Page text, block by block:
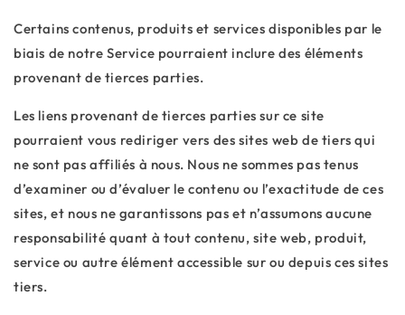
Certains contenus, produits et services disponibles par le
biais de notre Service pourraient inclure des éléments
provenant de tierces parties.
Les liens provenant de tierces parties sur ce site
pourraient vous rediriger vers des sites web de tiers qui
ne sont pas affiliés à nous. Nous ne sommes pas tenus
d’examiner ou d’évaluer le contenu ou l’exactitude de ces
sites, et nous ne garantissons pas et n’assumons aucune
responsabilité quant à tout contenu, site web, produit,
service ou autre élément accessible sur ou depuis ces sites
tiers.